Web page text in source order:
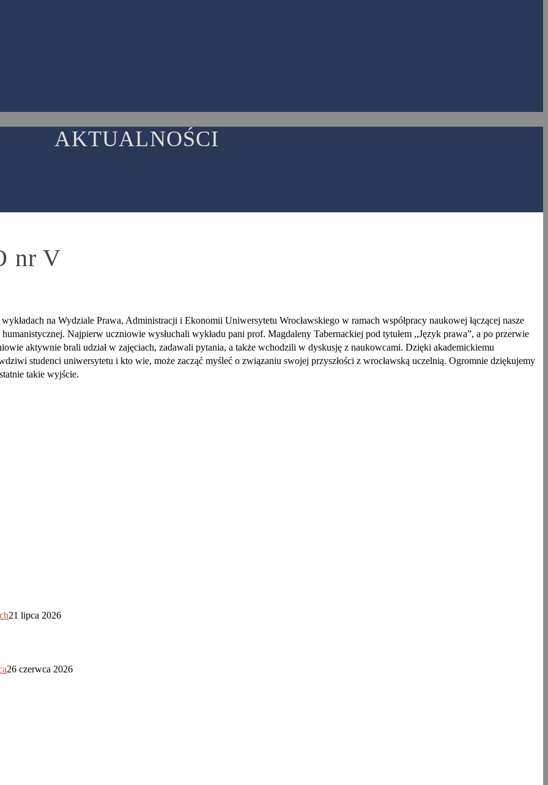
AKTUALNOŚCI
nr V
na Wydziale Prawa, Administracji i Ekonomii Uniwersytetu Wrocławskiego w ramach współpracy naukowej łączącej nasze
Najpierw uczniowie wysłuchali wykładu pani prof. Magdaleny Tabernackiej pod tytułem ,,Język prawa”, a po przerwie
aktywnie brali udział w zajęciach, zadawali pytania, a także wchodzili w dyskusję z naukowcami. Dzięki akademickiemu
studenci uniwersytetu i kto wie, może zacząć myśleć o związaniu swojej przyszłości z wrocławską uczelnią. Ogromnie dziękujemy
takie wyjście.
21 lipca 2026
26 czerwca 2026